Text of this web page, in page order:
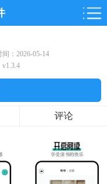
：2026-05-14
v1.3.4
评论